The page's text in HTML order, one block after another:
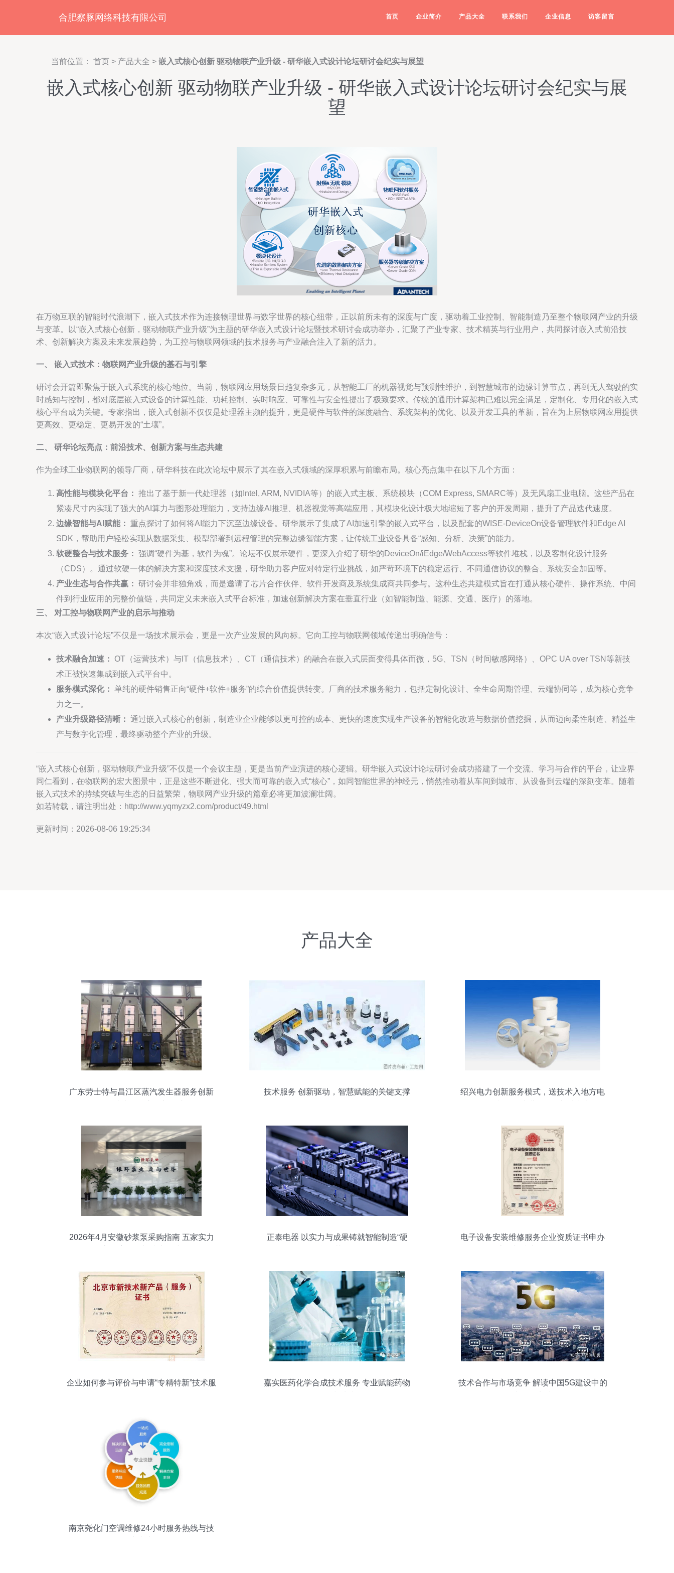
合肥察豚网络科技有限公司 首页 企业简介 产品大全 联系我们 企业信息 访客留言
当前位置： 首页 > 产品大全 > 嵌入式核心创新 驱动物联产业升级 - 研华嵌入式设计论坛研讨会纪实与展望
嵌入式核心创新 驱动物联产业升级 - 研华嵌入式设计论坛研讨会纪实与展
望
在万物互联的智能时代浪潮下，嵌入式技术作为连接物理世界与数字世界的核心纽带，正以前所未有的深度与广度，驱动着工业控制、智能制造乃至整个物联网产业的升级
与变革。以“嵌入式核心创新，驱动物联产业升级”为主题的研华嵌入式设计论坛暨技术研讨会成功举办，汇聚了产业专家、技术精英与行业用户，共同探讨嵌入式前沿技
术、创新解决方案及未来发展趋势，为工控与物联网领域的技术服务与产业融合注入了新的活力。
一、 嵌入式技术：物联网产业升级的基石与引擎
研讨会开篇即聚焦于嵌入式系统的核心地位。当前，物联网应用场景日趋复杂多元，从智能工厂的机器视觉与预测性维护，到智慧城市的边缘计算节点，再到无人驾驶的实
时感知与控制，都对底层嵌入式设备的计算性能、功耗控制、实时响应、可靠性与安全性提出了极致要求。传统的通用计算架构已难以完全满足，定制化、专用化的嵌入式
核心平台成为关键。专家指出，嵌入式创新不仅仅是处理器主频的提升，更是硬件与软件的深度融合、系统架构的优化、以及开发工具的革新，旨在为上层物联网应用提供
更高效、更稳定、更易开发的“土壤”。
二、 研华论坛亮点：前沿技术、创新方案与生态共建
作为全球工业物联网的领导厂商，研华科技在此次论坛中展示了其在嵌入式领域的深厚积累与前瞻布局。核心亮点集中在以下几个方面：
高性能与模块化平台： 推出了基于新一代处理器（如Intel, ARM, NVIDIA等）的嵌入式主板、系统模块（COM Express, SMARC等）及无风扇工业电脑。这些产品在
紧凑尺寸内实现了强大的AI算力与图形处理能力，支持边缘AI推理、机器视觉等高端应用，其模块化设计极大地缩短了客户的开发周期，提升了产品迭代速度。
边缘智能与AI赋能： 重点探讨了如何将AI能力下沉至边缘设备。研华展示了集成了AI加速引擎的嵌入式平台，以及配套的WISE-DeviceOn设备管理软件和Edge AI
SDK，帮助用户轻松实现从数据采集、模型部署到远程管理的完整边缘智能方案，让传统工业设备具备“感知、分析、决策”的能力。
软硬整合与技术服务： 强调“硬件为基，软件为魂”。论坛不仅展示硬件，更深入介绍了研华的DeviceOn/iEdge/WebAccess等软件堆栈，以及客制化设计服务
（CDS）。通过软硬一体的解决方案和深度技术支援，研华助力客户应对特定行业挑战，如严苛环境下的稳定运行、不同通信协议的整合、系统安全加固等。
产业生态与合作共赢： 研讨会并非独角戏，而是邀请了芯片合作伙伴、软件开发商及系统集成商共同参与。这种生态共建模式旨在打通从核心硬件、操作系统、中间
件到行业应用的完整价值链，共同定义未来嵌入式平台标准，加速创新解决方案在垂直行业（如智能制造、能源、交通、医疗）的落地。
三、 对工控与物联网产业的启示与推动
本次“嵌入式设计论坛”不仅是一场技术展示会，更是一次产业发展的风向标。它向工控与物联网领域传递出明确信号：
技术融合加速： OT（运营技术）与IT（信息技术）、CT（通信技术）的融合在嵌入式层面变得具体而微，5G、TSN（时间敏感网络）、OPC UA over TSN等新技
术正被快速集成到嵌入式平台中。
服务模式深化： 单纯的硬件销售正向“硬件+软件+服务”的综合价值提供转变。厂商的技术服务能力，包括定制化设计、全生命周期管理、云端协同等，成为核心竞争
力之一。
产业升级路径清晰： 通过嵌入式核心的创新，制造业企业能够以更可控的成本、更快的速度实现生产设备的智能化改造与数据价值挖掘，从而迈向柔性制造、精益生
产与数字化管理，最终驱动整个产业的升级。
“嵌入式核心创新，驱动物联产业升级”不仅是一个会议主题，更是当前产业演进的核心逻辑。研华嵌入式设计论坛研讨会成功搭建了一个交流、学习与合作的平台，让业界
同仁看到，在物联网的宏大图景中，正是这些不断进化、强大而可靠的嵌入式“核心”，如同智能世界的神经元，悄然推动着从车间到城市、从设备到云端的深刻变革。随着
嵌入式技术的持续突破与生态的日益繁荣，物联网产业升级的篇章必将更加波澜壮阔。
如若转载，请注明出处：http://www.yqmyzx2.com/product/49.html
更新时间：2026-08-06 19:25:34
产品大全
广东劳士特与昌江区蒸汽发生器服务创新
技术服务 创新驱动，智慧赋能的关键支撑
绍兴电力创新服务模式，送技术入地方电
2026年4月安徽砂浆泵采购指南 五家实力
正泰电器 以实力与成果铸就智能制造“硬
电子设备安装维修服务企业资质证书申办
企业如何参与评价与申请“专精特新”技术服
嘉实医药化学合成技术服务 专业赋能药物
技术合作与市场竞争 解读中国5G建设中的
南京尧化门空调维修24小时服务热线与技